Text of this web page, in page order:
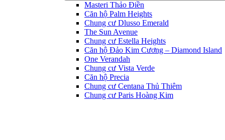
Masteri Thảo Điền
Căn hộ Palm Heights
Chung cư Dlusso Emerald
The Sun Avenue
Chung cư Estella Heights
Căn hộ Đảo Kim Cương – Diamond Island
One Verandah
Chung cư Vista Verde
Căn hộ Precia
Chung cư Centana Thủ Thiêm
Chung cư Paris Hoàng Kim